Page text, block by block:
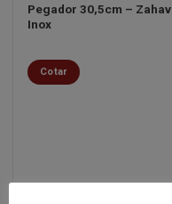
Minha
Pegador 30,5cm – Zahav
Inox
Cotar